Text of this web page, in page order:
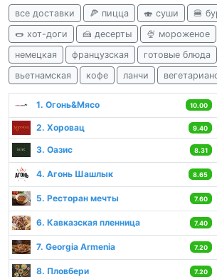
все доставки 🍕 пицца 🍣 суши 🍔
🌭 хот-доги
🍰 десерты 🍨 мороженое
немецкая
французская готовые блюда
вьетнамская
кофе ланчи
1. Огонь&Мясо 10.00
2. Хоровац 9.40
3. Оазис 8.31
4. Агонь Шашлык 8.65
5. Ресторан мечты 7.60
6. Кавказская пленница 7.40
7. Georgia Armenia 7.20
8. Пловбери 7.20